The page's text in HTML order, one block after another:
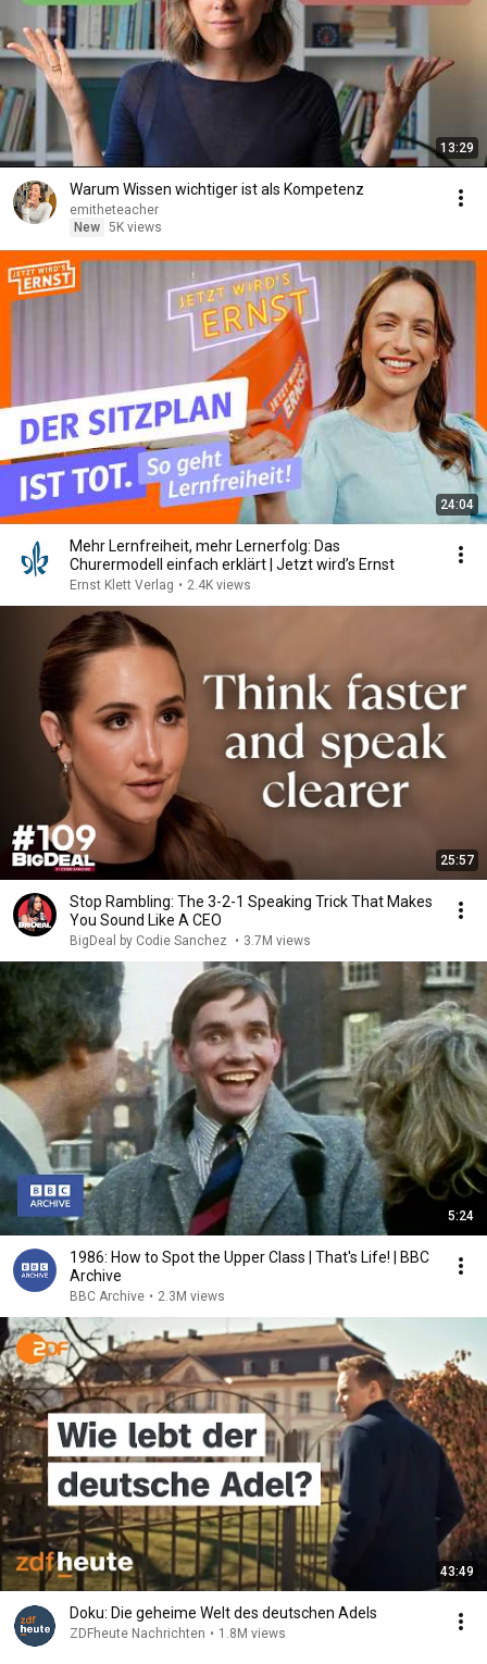
13:29
Warum Wissen wichtiger ist als Kompetenz
emitheteacher
New 5K views
24:04
Mehr Lernfreiheit, mehr Lernerfolg: Das
Churermodell einfach erklärt | Jetzt wird’s Ernst
Ernst Klett Verlag • 2.4K views
25:57
Stop Rambling: The 3-2-1 Speaking Trick That Makes
You Sound Like A CEO
BigDeal by Codie Sanchez • 3.7M views
5:24
1986: How to Spot the Upper Class | That's Life! | BBC
Archive
BBC Archive • 2.3M views
43:49
Doku: Die geheime Welt des deutschen Adels
ZDFheute Nachrichten • 1.8M views